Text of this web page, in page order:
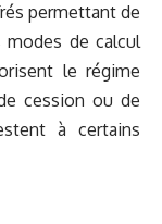
permettant de
de calcul
le régime
cession ou de
à certains